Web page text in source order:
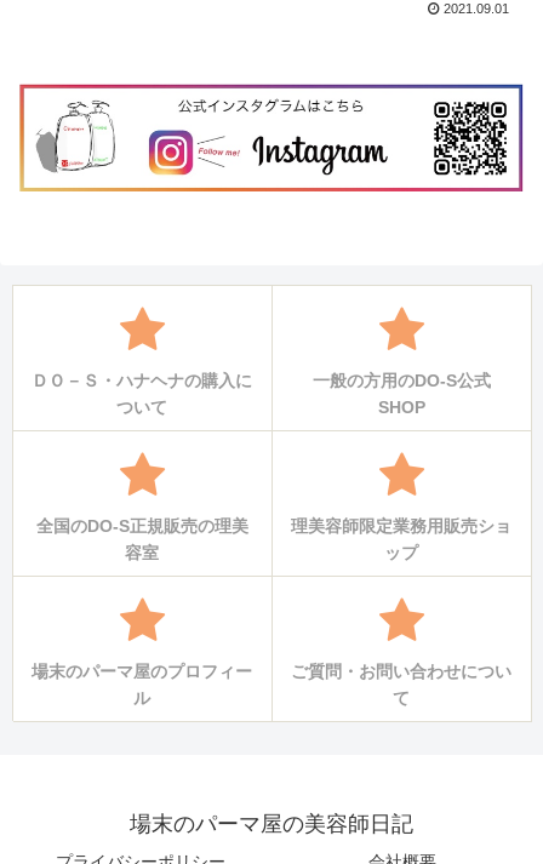
2021.09.01
ＤＯ－Ｓ・ハナヘナの購入に
ついて
一般の方用のDO-S公式
SHOP
全国のDO-S正規販売の理美
容室
理美容師限定業務用販売ショ
ップ
場末のパーマ屋のプロフィー
ル
ご質問・お問い合わせについ
て
場末のパーマ屋の美容師日記